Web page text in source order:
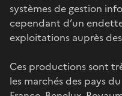
systèmes de gestion
cependant d’un
exploitations auprès
Ces productions sont
les marchés des pays